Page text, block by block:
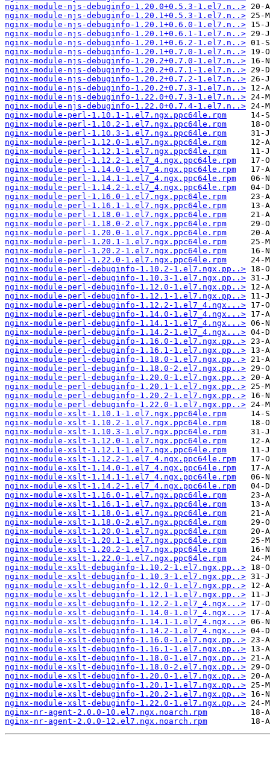
nginx-module-njs-debuginfo-1.20.0+0.5.3-1.el7.n..>
nginx-module-njs-debuginfo-1.20.1+0.5.3-1.el7.n..>
nginx-module-njs-debuginfo-1.20.1+0.6.0-1.el7.n..>
nginx-module-njs-debuginfo-1.20.1+0.6.1-1.el7.n..>
nginx-module-njs-debuginfo-1.20.1+0.6.2-1.el7.n..>
nginx-module-njs-debuginfo-1.20.1+0.7.0-1.el7.n..>
nginx-module-njs-debuginfo-1.20.2+0.7.0-1.el7.n..>
nginx-module-njs-debuginfo-1.20.2+0.7.1-1.el7.n..>
nginx-module-njs-debuginfo-1.20.2+0.7.2-1.el7.n..>
nginx-module-njs-debuginfo-1.20.2+0.7.3-1.el7.n..>
nginx-module-njs-debuginfo-1.22.0+0.7.3-1.el7.n..>
nginx-module-njs-debuginfo-1.22.0+0.7.4-1.el7.n..>
nginx-module-perl-1.10.1-1.el7.ngx.ppc64le.rpm
nginx-module-perl-1.10.2-1.el7.ngx.ppc64le.rpm
nginx-module-perl-1.10.3-1.el7.ngx.ppc64le.rpm
nginx-module-perl-1.12.0-1.el7.ngx.ppc64le.rpm
nginx-module-perl-1.12.1-1.el7.ngx.ppc64le.rpm
nginx-module-perl-1.12.2-1.el7_4.ngx.ppc64le.rpm
nginx-module-perl-1.14.0-1.el7_4.ngx.ppc64le.rpm
nginx-module-perl-1.14.1-1.el7_4.ngx.ppc64le.rpm
nginx-module-perl-1.14.2-1.el7_4.ngx.ppc64le.rpm
nginx-module-perl-1.16.0-1.el7.ngx.ppc64le.rpm
nginx-module-perl-1.16.1-1.el7.ngx.ppc64le.rpm
nginx-module-perl-1.18.0-1.el7.ngx.ppc64le.rpm
nginx-module-perl-1.18.0-2.el7.ngx.ppc64le.rpm
nginx-module-perl-1.20.0-1.el7.ngx.ppc64le.rpm
nginx-module-perl-1.20.1-1.el7.ngx.ppc64le.rpm
nginx-module-perl-1.20.2-1.el7.ngx.ppc64le.rpm
nginx-module-perl-1.22.0-1.el7.ngx.ppc64le.rpm
nginx-module-perl-debuginfo-1.10.2-1.el7.ngx.pp..>
nginx-module-perl-debuginfo-1.10.3-1.el7.ngx.pp..>
nginx-module-perl-debuginfo-1.12.0-1.el7.ngx.pp..>
nginx-module-perl-debuginfo-1.12.1-1.el7.ngx.pp..>
nginx-module-perl-debuginfo-1.12.2-1.el7_4.ngx...>
nginx-module-perl-debuginfo-1.14.0-1.el7_4.ngx...>
nginx-module-perl-debuginfo-1.14.1-1.el7_4.ngx...>
nginx-module-perl-debuginfo-1.14.2-1.el7_4.ngx...>
nginx-module-perl-debuginfo-1.16.0-1.el7.ngx.pp..>
nginx-module-perl-debuginfo-1.16.1-1.el7.ngx.pp..>
nginx-module-perl-debuginfo-1.18.0-1.el7.ngx.pp..>
nginx-module-perl-debuginfo-1.18.0-2.el7.ngx.pp..>
nginx-module-perl-debuginfo-1.20.0-1.el7.ngx.pp..>
nginx-module-perl-debuginfo-1.20.1-1.el7.ngx.pp..>
nginx-module-perl-debuginfo-1.20.2-1.el7.ngx.pp..>
nginx-module-perl-debuginfo-1.22.0-1.el7.ngx.pp..>
nginx-module-xslt-1.10.1-1.el7.ngx.ppc64le.rpm
nginx-module-xslt-1.10.2-1.el7.ngx.ppc64le.rpm
nginx-module-xslt-1.10.3-1.el7.ngx.ppc64le.rpm
nginx-module-xslt-1.12.0-1.el7.ngx.ppc64le.rpm
nginx-module-xslt-1.12.1-1.el7.ngx.ppc64le.rpm
nginx-module-xslt-1.12.2-1.el7_4.ngx.ppc64le.rpm
nginx-module-xslt-1.14.0-1.el7_4.ngx.ppc64le.rpm
nginx-module-xslt-1.14.1-1.el7_4.ngx.ppc64le.rpm
nginx-module-xslt-1.14.2-1.el7_4.ngx.ppc64le.rpm
nginx-module-xslt-1.16.0-1.el7.ngx.ppc64le.rpm
nginx-module-xslt-1.16.1-1.el7.ngx.ppc64le.rpm
nginx-module-xslt-1.18.0-1.el7.ngx.ppc64le.rpm
nginx-module-xslt-1.18.0-2.el7.ngx.ppc64le.rpm
nginx-module-xslt-1.20.0-1.el7.ngx.ppc64le.rpm
nginx-module-xslt-1.20.1-1.el7.ngx.ppc64le.rpm
nginx-module-xslt-1.20.2-1.el7.ngx.ppc64le.rpm
nginx-module-xslt-1.22.0-1.el7.ngx.ppc64le.rpm
nginx-module-xslt-debuginfo-1.10.2-1.el7.ngx.pp..>
nginx-module-xslt-debuginfo-1.10.3-1.el7.ngx.pp..>
nginx-module-xslt-debuginfo-1.12.0-1.el7.ngx.pp..>
nginx-module-xslt-debuginfo-1.12.1-1.el7.ngx.pp..>
nginx-module-xslt-debuginfo-1.12.2-1.el7_4.ngx...>
nginx-module-xslt-debuginfo-1.14.0-1.el7_4.ngx...>
nginx-module-xslt-debuginfo-1.14.1-1.el7_4.ngx...>
nginx-module-xslt-debuginfo-1.14.2-1.el7_4.ngx...>
nginx-module-xslt-debuginfo-1.16.0-1.el7.ngx.pp..>
nginx-module-xslt-debuginfo-1.16.1-1.el7.ngx.pp..>
nginx-module-xslt-debuginfo-1.18.0-1.el7.ngx.pp..>
nginx-module-xslt-debuginfo-1.18.0-2.el7.ngx.pp..>
nginx-module-xslt-debuginfo-1.20.0-1.el7.ngx.pp..>
nginx-module-xslt-debuginfo-1.20.1-1.el7.ngx.pp..>
nginx-module-xslt-debuginfo-1.20.2-1.el7.ngx.pp..>
nginx-module-xslt-debuginfo-1.22.0-1.el7.ngx.pp..>
nginx-nr-agent-2.0.0-10.el7.ngx.noarch.rpm
nginx-nr-agent-2.0.0-12.el7.ngx.noarch.rpm